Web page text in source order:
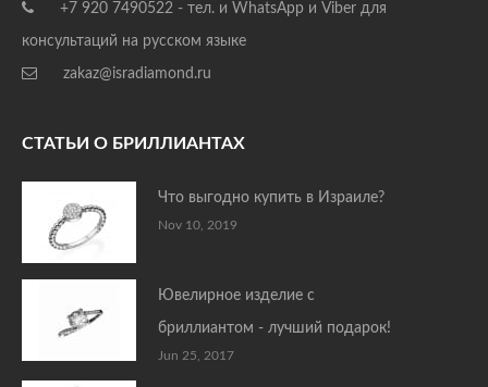
+7 920 7490522 - тел. и WhatsApp и Viber для
консультаций на русском языке
zakaz@isradiamond.ru
СТАТЬИ О БРИЛЛИАНТАХ
Что выгодно купить в Израиле?
Nov 10, 2019
Ювелирное изделие с
бриллиантом - лучший подарок!
Jun 25, 2017